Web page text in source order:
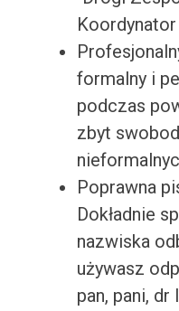
formalny i
podczas
zbyt
Poprawna
Dokładnie
nazwiska
używasz
pan, pani,